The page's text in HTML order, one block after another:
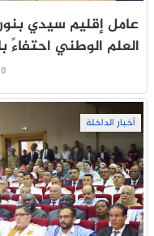
عامل إقليم سيدي
العلم الوطني احتفاءً بالذكرى الـ27
30
أخبار الداخلة